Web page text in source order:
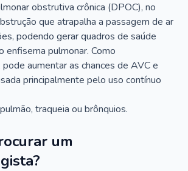
obstrutiva crônica (DPOC), no
que atrapalha a passagem de ar
podendo gerar quadros de saúde
enfisema pulmonar. Como
pode aumentar as chances de AVC e
principalmente pelo uso contínuo
traqueia ou brônquios.
um